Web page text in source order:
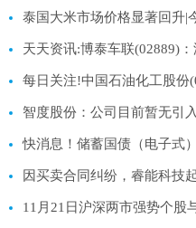
泰国大米市场价格显著回升|
智度股份：公司目前暂无引
11月21日沪深两市强势个股